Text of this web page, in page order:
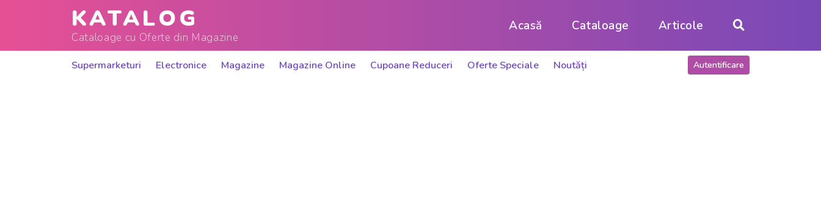
KATALOG
Cataloage cu Oferte din Magazine
Acasă Cataloage Articole
Supermarketuri Electronice Magazine Magazine Online Cupoane Reduceri Oferte Speciale Noutăți Autentificare